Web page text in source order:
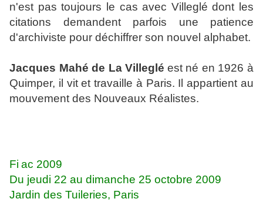
n'est pas toujours le cas avec Villeglé dont les
citations demandent parfois une patience
d'archiviste pour déchiffrer son nouvel alphabet.
Jacques Mahé de La Villeglé est né en 1926 à
Quimper, il vit et travaille à Paris. Il appartient au
mouvement des Nouveaux Réalistes.
Fi ac 2009
Du jeudi 22 au dimanche 25 octobre 2009
Jardin des Tuileries, Paris